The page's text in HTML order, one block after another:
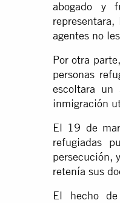
abogado y
agentes no
Por otra
personas
escoltara
inmigración
El 19 de
refugiadas
persecución,
retenía sus
El hecho